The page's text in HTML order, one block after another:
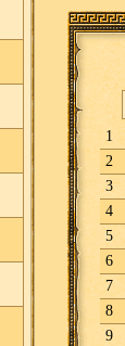
1
2
3
4
5
6
7
8
9